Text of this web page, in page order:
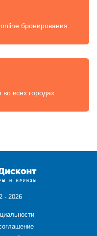
бронирования
всех городах
- 2026